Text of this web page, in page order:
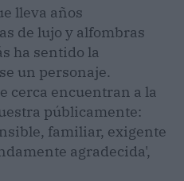
lleva años
de lujo y alfombras
ha sentido la
un personaje.
cerca encuentran a la
públicamente:
familiar, exigente
agradecida',